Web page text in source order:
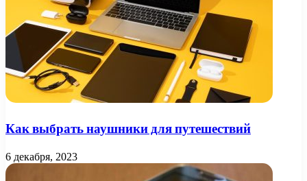
Как выбрать наушники для путешествий
6 декабря, 2023